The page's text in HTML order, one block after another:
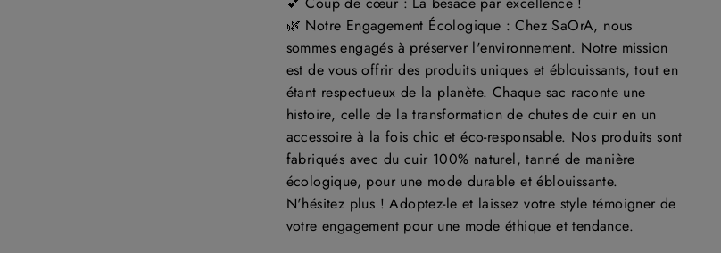
🌿 Notre Engagement Écologique : Chez SaOrA, nous
sommes engagés à préserver l'environnement. Notre mission
est de vous offrir des produits uniques et éblouissants, tout en
étant respectueux de la planète. Chaque sac raconte une
histoire, celle de la transformation de chutes de cuir en un
accessoire à la fois chic et éco-responsable. Nos produits sont
fabriqués avec du cuir 100% naturel, tanné de manière
écologique, pour une mode durable et éblouissante.
N'hésitez plus ! Adoptez-le et laissez votre style témoigner de
votre engagement pour une mode éthique et tendance.